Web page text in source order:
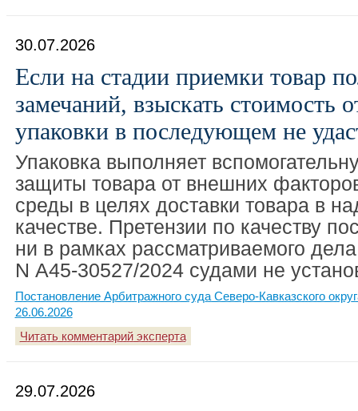
30.07.2026
Если на стадии приемки товар
замечаний, взыскать стоимость
упаковки в последующем не
Упаковка выполняет
защиты товара от внешних
среды в целях доставки товара в
качестве. Претензии по качеству
ни в рамках рассматриваемого
N А45-30527/2024 судами не
Постановление Арбитражного суда Северо-Кавказского
26.06.2026
Читать комментарий эксперта
29.07.2026